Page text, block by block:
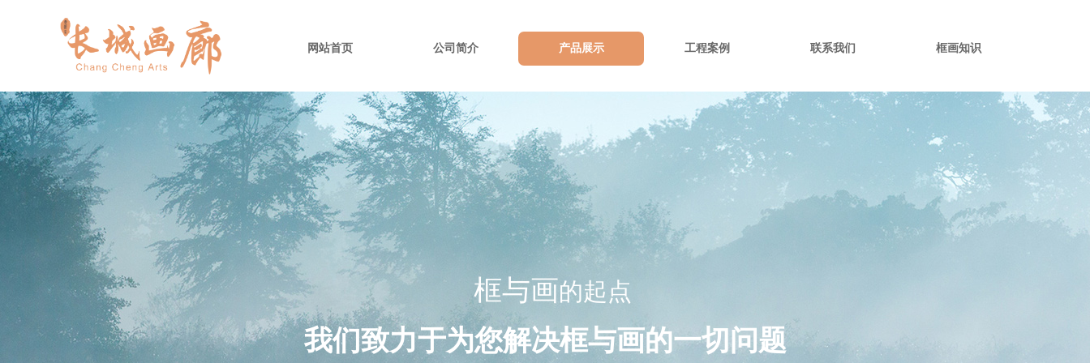
框与画的起点
我们致力于为您解决框与画的一切问题
网站首页 公司简介 产品展示 工程案例 联系我们 框画知识